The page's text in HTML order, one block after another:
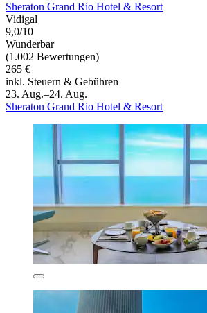
Sheraton Grand Rio Hotel & Resort
Vidigal
9,0/10
Wunderbar
(1.002 Bewertungen)
265 €
inkl. Steuern & Gebühren
23. Aug.–24. Aug.
Sheraton Grand Rio Hotel & Resort